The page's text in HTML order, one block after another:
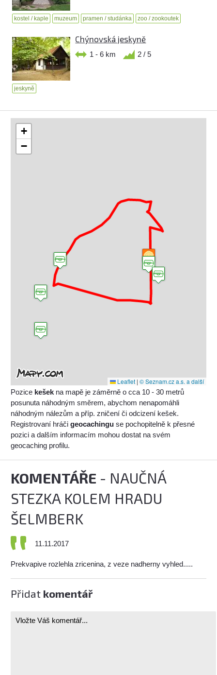
kostel / kaple muzeum pramen / studánka zoo / zookoutek
Chýnovská jeskyně
1 - 6 km 2 / 5
jeskyně
+
−
Leaflet | © Seznam.cz a.s. a další
Pozice kešek na mapě je záměrně o cca 10 - 30 metrů
posunuta náhodným směrem, abychom nenapomáhli
náhodným nálezům a příp. zničení či odcizení kešek.
Registrovaní hráčigeocachingu se pochopitelně k přesné
pozici a dalším informacím mohou dostat na svém
geocaching profilu.
KOMENTÁŘE - NAUČNÁ
STEZKA KOLEM HRADU
ŠELMBERK
11.11.2017
Prekvapive rozlehla zricenina, z veze nadherny vyhled.....
Přidat komentář